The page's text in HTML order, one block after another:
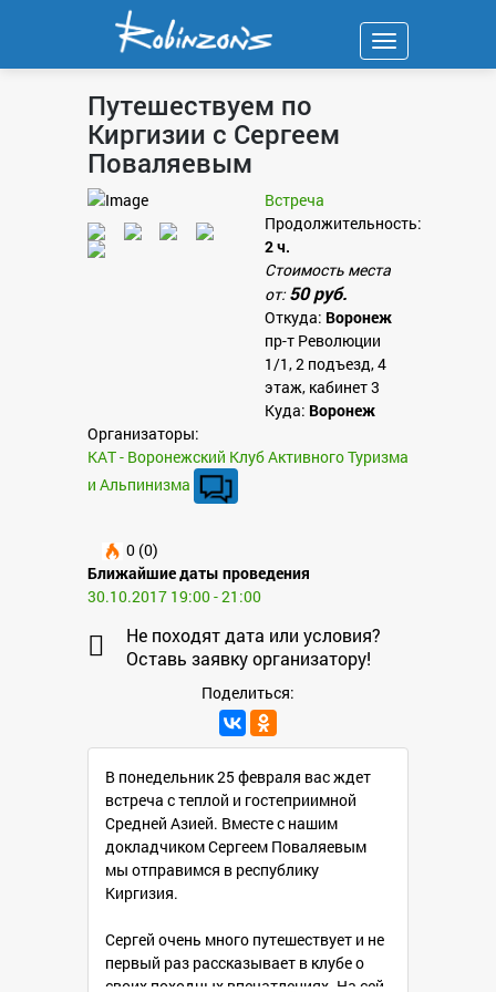
Навигация
Путешествуем по
Киргизии с Сергеем
Поваляевым
Встреча
Продолжительность:
2 ч.
Стоимость места
от: 50 руб.
Откуда: Воронеж
пр-т Революции
1/1, 2 подъезд, 4
этаж, кабинет 3
Куда: Воронеж
Организаторы:
КАТ - Воронежский Клуб Активного Туризма
и Альпинизма
0 (0)
Ближайшие даты проведения
30.10.2017 19:00 - 21:00
Не походят дата или условия?
Оставь заявку организатору!
Поделиться:
В понедельник 25 февраля вас ждет
встреча с теплой и гостеприимной
Средней Азией. Вместе с нашим
докладчиком Сергеем Поваляевым
мы отправимся в республику
Киргизия.
Сергей очень много путешествует и не
первый раз рассказывает в клубе о
своих походных впечатлениях. На сей